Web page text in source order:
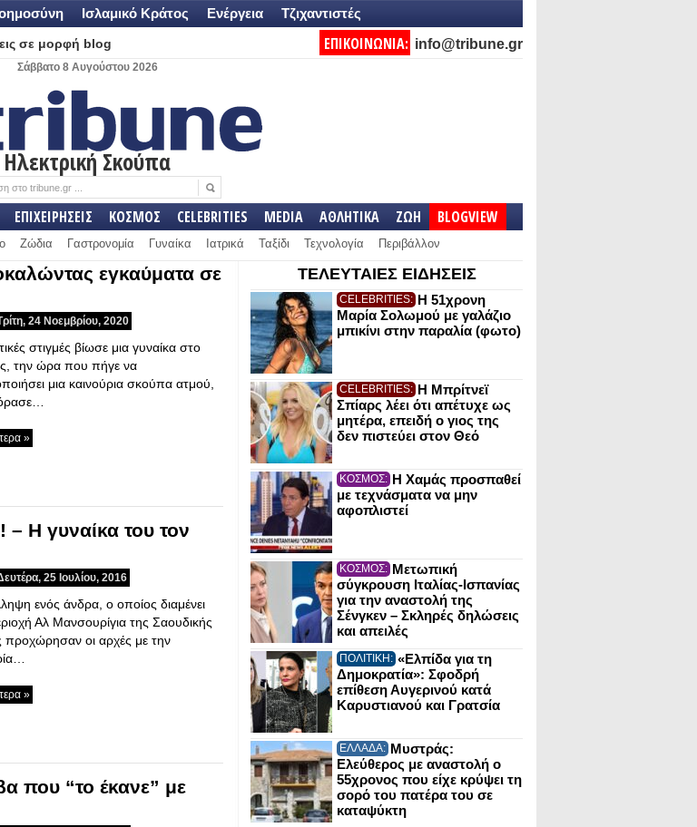
Ισλαμικό Κράτος Ενέργεια Τζιχαντιστές
σε μορφή blog ΕΠΙΚΟΙΝΩΝΙΑ: info@tribune.gr
Σάββατο 8 Αυγούστου 2026
Ηλεκτρική Σκούπα
ΕΠΙΧΕΙΡΗΣΕΙΣ ΚΟΣΜΟΣ CELEBRITIES MEDIA ΑΘΛΗΤΙΚΑ ΖΩΗ BLOGVIEW
Ζώδια Γαστρονομία Γυναίκα Ιατρικά Ταξίδι Τεχνολογία Περιβάλλον
εγκαύματα σε
24 Νοεμβρίου, 2020
στιγμές βίωσε μια γυναίκα στο
την ώρα που πήγε να
μια καινούρια σκούπα ατμού,
»
– Η γυναίκα του τον
25 Ιουλίου, 2016
ενός άνδρα, ο οποίος διαμένει
Αλ Μανσουρίγια της Σαουδικής
προχώρησαν οι αρχές με την
»
που “το έκανε” με
ΤΕΛΕΥΤΑΙΕΣ ΕΙΔΗΣΕΙΣ
CELEBRITIES: Η 51χρονη
Μαρία Σολωμού με γαλάζιο
μπικίνι στην παραλία (φωτο)
CELEBRITIES: Η Μπρίτνεϊ
Σπίαρς λέει ότι απέτυχε ως
μητέρα, επειδή ο γιος της
δεν πιστεύει στον Θεό
ΚΟΣΜΟΣ: Η Χαμάς προσπαθεί
με τεχνάσματα να μην
αφοπλιστεί
ΚΟΣΜΟΣ: Μετωπική
σύγκρουση Ιταλίας-Ισπανίας
για την αναστολή της
Σένγκεν – Σκληρές δηλώσεις
και απειλές
ΠΟΛΙΤΙΚΗ: «Ελπίδα για τη
Δημοκρατία»: Σφοδρή
επίθεση Αυγερινού κατά
Καρυστιανού και Γρατσία
ΕΛΛΑΔΑ: Μυστράς:
Ελεύθερος με αναστολή ο
55χρονος που είχε κρύψει τη
σορό του πατέρα του σε
καταψύκτη